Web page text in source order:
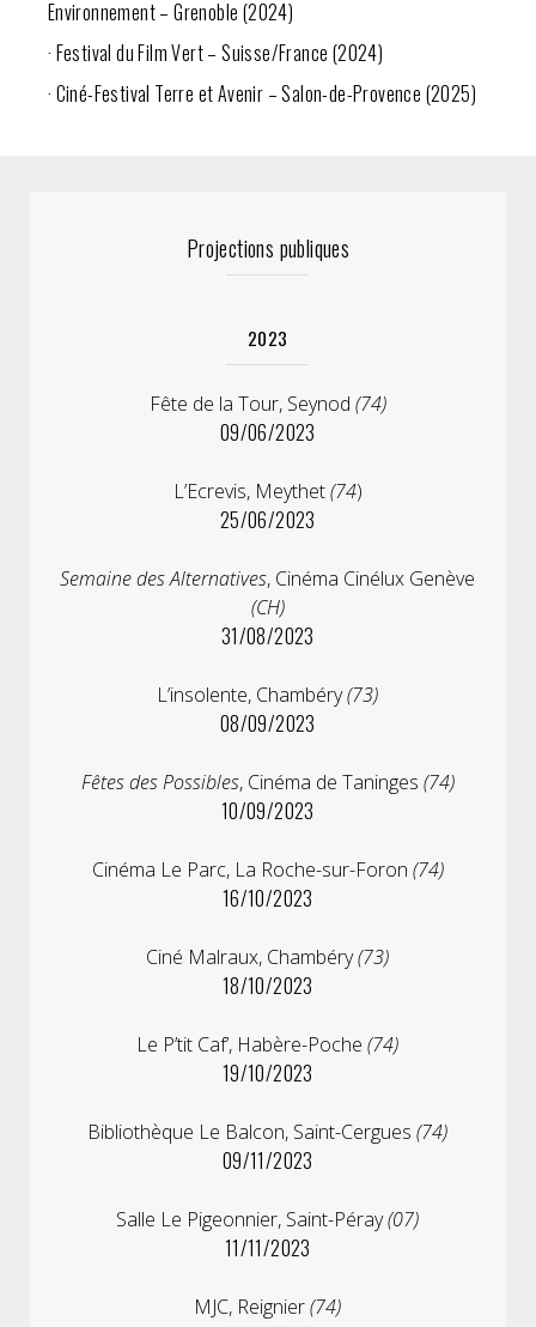
Environnement – Grenoble (2024)
· Festival du Film Vert – Suisse/France (2024)
· Ciné-Festival Terre et Avenir – Salon-de-Provence (2025)
Projections publiques
2023
Fête de la Tour, Seynod (74)
09/06/2023
L’Ecrevis, Meythet(74)
25/06/2023
Semaine des Alternatives, Cinéma Cinélux Genève
(CH)
31/08/2023
L’insolente, Chambéry(73)
08/09/2023
Fêtes des Possibles, Cinéma de Taninges (74)
10/09/2023
Cinéma Le Parc, La Roche-sur-Foron (74)
16/10/2023
Ciné Malraux, Chambéry(73)
18/10/2023
Le P’tit Caf’, Habère-Poche(74)
19/10/2023
Bibliothèque Le Balcon, Saint-Cergues(74)
09/11/2023
Salle Le Pigeonnier, Saint-Péray(07)
11/11/2023
MJC, Reignier(74)